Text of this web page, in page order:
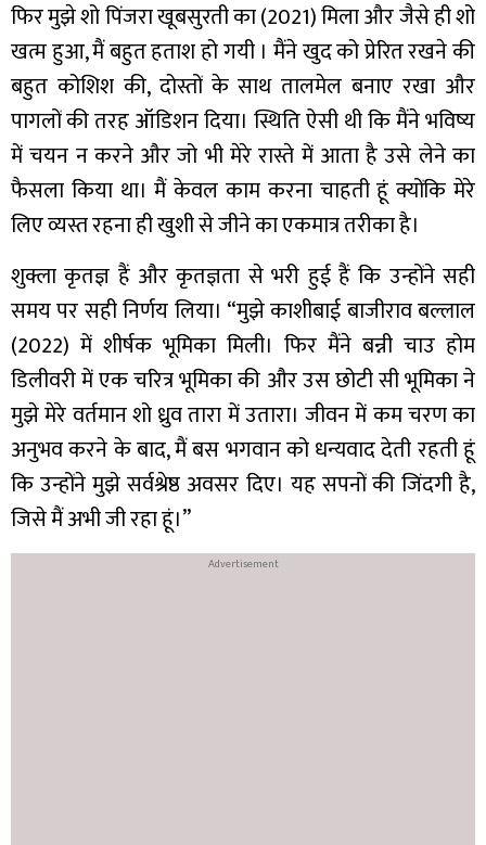
फिर मुझे शो पिंजरा खूबसुरती का (2021) मिला और जैसे ही शो
खत्म हुआ, मैं बहुत हताश हो गयी । मैंने खुद को प्रेरित रखने की
बहुत कोशिश की, दोस्तों के साथ तालमेल बनाए रखा और
पागलों की तरह ऑडिशन दिया। स्थिति ऐसी थी कि मैंने भविष्य
में चयन न करने और जो भी मेरे रास्ते में आता है उसे लेने का
फैसला किया था। मैं केवल काम करना चाहती हूं क्योंकि मेरे
लिए व्यस्त रहना ही खुशी से जीने का एकमात्र तरीका है।
शुक्ला कृतज्ञ हैं और कृतज्ञता से भरी हुई हैं कि उन्होंने सही
समय पर सही निर्णय लिया। “मुझे काशीबाई बाजीराव बल्लाल
(2022) में शीर्षक भूमिका मिली। फिर मैंने बन्नी चाउ होम
डिलीवरी में एक चरित्र भूमिका की और उस छोटी सी भूमिका ने
मुझे मेरे वर्तमान शो ध्रुव तारा में उतारा। जीवन में कम चरण का
अनुभव करने के बाद, मैं बस भगवान को धन्यवाद देती रहती हूं
कि उन्होंने मुझे सर्वश्रेष्ठ अवसर दिए। यह सपनों की जिंदगी है,
जिसे मैं अभी जी रहा हूं।”